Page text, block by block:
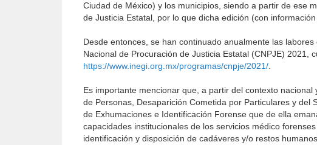
Ciudad de México) y los municipios, siendo a partir de ese
de Justicia Estatal, por lo que dicha edición (con
Desde entonces, se han continuado anualmente las
Nacional de Procuración de Justicia Estatal (CNPJE)
https://www.inegi.org.mx/programas/cnpje/2021/
Es importante mencionar que, a partir del contexto
de Personas, Desaparición Cometida por Particulares y
de Exhumaciones e Identificación Forense que de ella
capacidades institucionales de los servicios médico
identificación y disposición de cadáveres y/o restos